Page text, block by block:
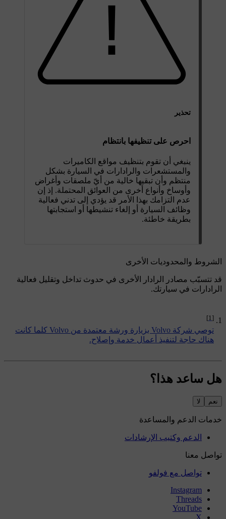
تحذير
احرص على تنظيفها بانتظام
ينبغي أن تقوم بتنظيف مواقع الكاميرات
والمستشعرات والرادارات في السيارة بشكل
منتظم وأن تبقيها خالية من أيّ ملصقات وأغراض
وأوساخ وأنواع أخرى من العوائق المحتملة. إذ إن
عدم التزامك بهذا الأمر قد يؤدي إلى تدني فعالية
وظائف السيارة أو إلغاء تنشيطها أو استجابتها
بطريقة خاطئة.
الشروط والمحدوديات الأخرى
قد تتسبّب مصادر الرادار الأخرى في حدوث تداخل وتقليل فعالية
الرادارات في سيارتك.
[1]
توصي شركة Volvo بزيارة ورشة معتمدة من Volvo كلما كانت
هناك حاجة لتنفيذ أعمال خدمة وإصلاح.
هل ساعد هذا؟
نعم لا